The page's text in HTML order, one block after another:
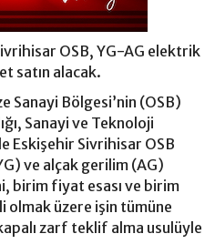
OSB, YG-AG elektrik
satın alacak.
Sanayi Bölgesi’nin (OSB)
Sanayi ve Teknoloji
Eskişehir Sivrihisar OSB
ve alçak gerilim (AG)
birim fiyat esası ve birim
olmak üzere işin tümüne
zarf teklif alma usulüyle